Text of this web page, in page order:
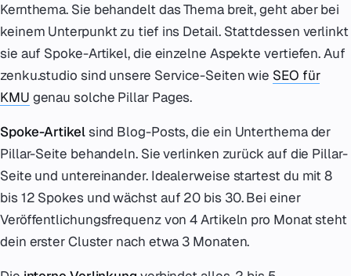
Kernthema. Sie behandelt das Thema breit, geht aber bei
keinem Unterpunkt zu tief ins Detail. Stattdessen verlinkt
sie auf Spoke-Artikel, die einzelne Aspekte vertiefen. Auf
zenku.studio sind unsere Service-Seiten wie SEO für
KMU genau solche Pillar Pages.
Spoke-Artikelsind Blog-Posts, die ein Unterthema der
Pillar-Seite behandeln. Sie verlinken zurück auf die Pillar-
Seite und untereinander. Idealerweise startest du mit 8
bis 12 Spokes und wächst auf 20 bis 30. Bei einer
Veröffentlichungsfrequenz von 4 Artikeln pro Monat steht
dein erster Cluster nach etwa 3 Monaten.